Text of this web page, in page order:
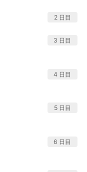
2 日目
3 日目
4 日目
5 日目
6 日目